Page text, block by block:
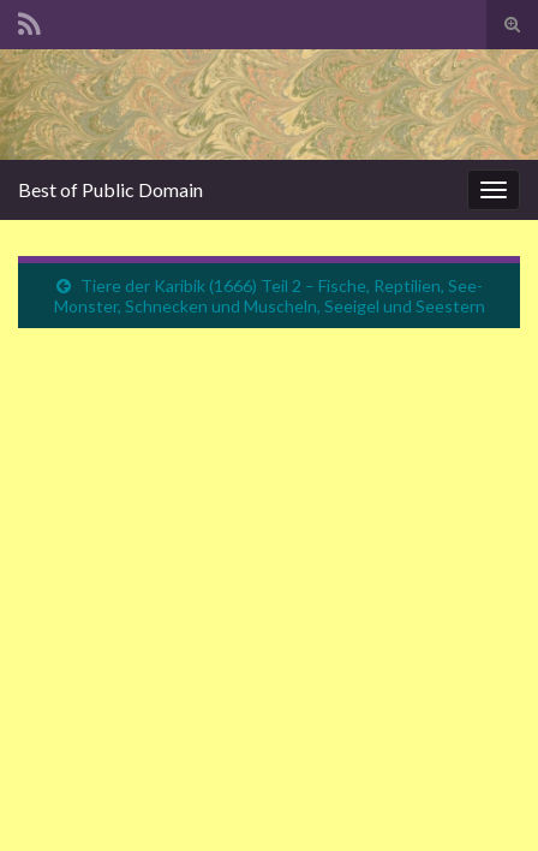
Search for:
Best of Public Domain
Tiere der Karibik (1666) Teil 2 – Fische, Reptilien, See-
Monster, Schnecken und Muscheln, Seeigel und Seestern